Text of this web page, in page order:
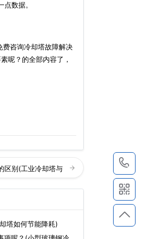
数据。
费咨询冷却塔故障解决
呢？的全部内容了，
区别(工业冷却塔与
塔如何节能降耗)